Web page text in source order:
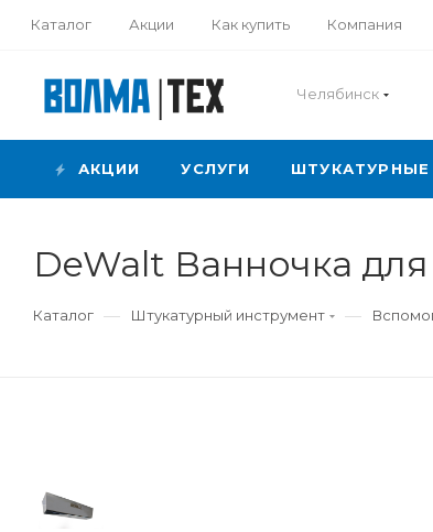
Каталог Акции Как купить Компания
Челябинск
АКЦИИ УСЛУГИ
DeWalt Ванночка
Каталог — Штукатурный инструмент —